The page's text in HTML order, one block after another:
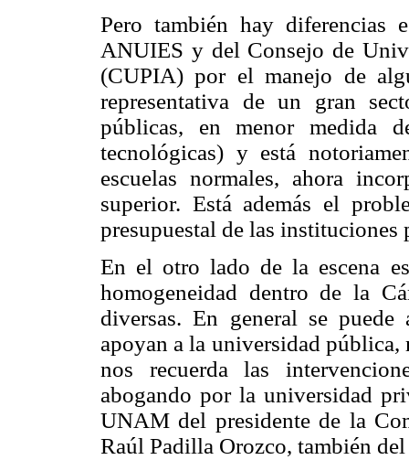
Pero también hay diferencias
ANUIES y del Consejo de
(CUPIA) por el manejo de
representativa de un gran
públicas, en menor medida
tecnológicas) y está
escuelas normales, ahora
superior. Está además el
presupuestal de las instituciones
En el otro lado de la escena
homogeneidad dentro de la
diversas. En general se
apoyan a la universidad
nos recuerda las
abogando por la universidad
UNAM del presidente de la
Raúl Padilla Orozco, también